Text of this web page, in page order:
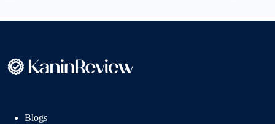
ยี่ห้อ
ร้อน
เร็ว
Blogs